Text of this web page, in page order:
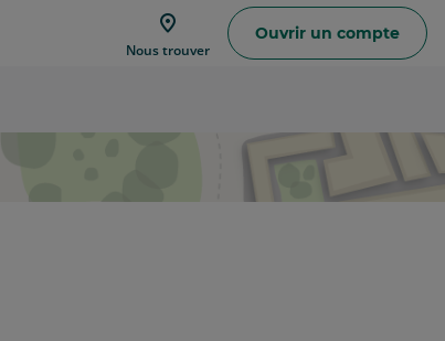
Nous trouver
Trouver
Ouvrir un compte